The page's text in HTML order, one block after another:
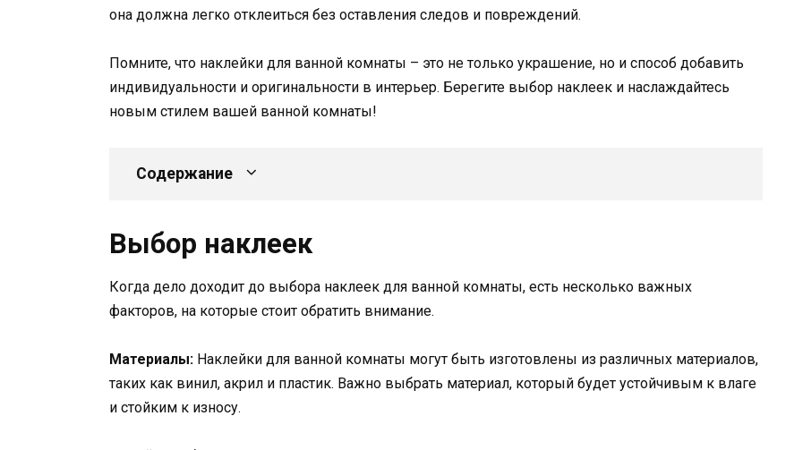
она должна легко отклеиться без оставления следов и повреждений.
Помните, что наклейки для ванной комнаты – это не только украшение, но и способ добавить
индивидуальности и оригинальности в интерьер. Берегите выбор наклеек и наслаждайтесь
новым стилем вашей ванной комнаты!
Содержание
Выбор наклеек
Когда дело доходит до выбора наклеек для ванной комнаты, есть несколько важных
факторов, на которые стоит обратить внимание.
Материалы: Наклейки для ванной комнаты могут быть изготовлены из различных материалов,
таких как винил, акрил и пластик. Важно выбрать материал, который будет устойчивым к влаге
и стойким к износу.